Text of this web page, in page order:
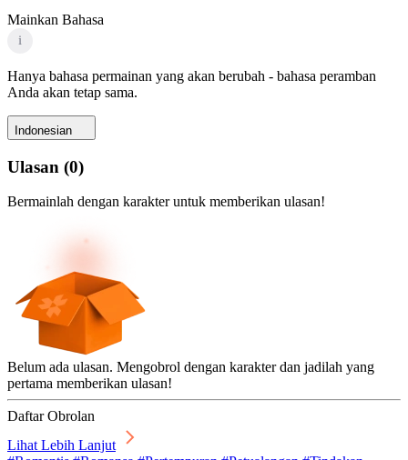
Mainkan Bahasa
i
Hanya bahasa permainan yang akan berubah - bahasa peramban
Anda akan tetap sama.
Indonesian
Ulasan (0)
Bermainlah dengan karakter untuk memberikan ulasan!
Belum ada ulasan. Mengobrol dengan karakter dan jadilah yang
pertama memberikan ulasan!
Daftar Obrolan
Lihat Lebih Lanjut